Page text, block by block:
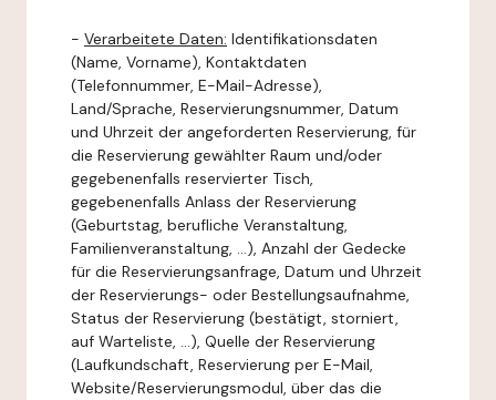
- Verarbeitete Daten: Identifikationsdaten
(Name, Vorname), Kontaktdaten
(Telefonnummer, E-Mail-Adresse),
Land/Sprache, Reservierungsnummer, Datum
und Uhrzeit der angeforderten Reservierung, für
die Reservierung gewählter Raum und/oder
gegebenenfalls reservierter Tisch,
gegebenenfalls Anlass der Reservierung
(Geburtstag, berufliche Veranstaltung,
Familienveranstaltung, ...), Anzahl der Gedecke
für die Reservierungsanfrage, Datum und Uhrzeit
der Reservierungs- oder Bestellungsaufnahme,
Status der Reservierung (bestätigt, storniert,
auf Warteliste, ...), Quelle der Reservierung
(Laufkundschaft, Reservierung per E-Mail,
Website/Reservierungsmodul, über das die